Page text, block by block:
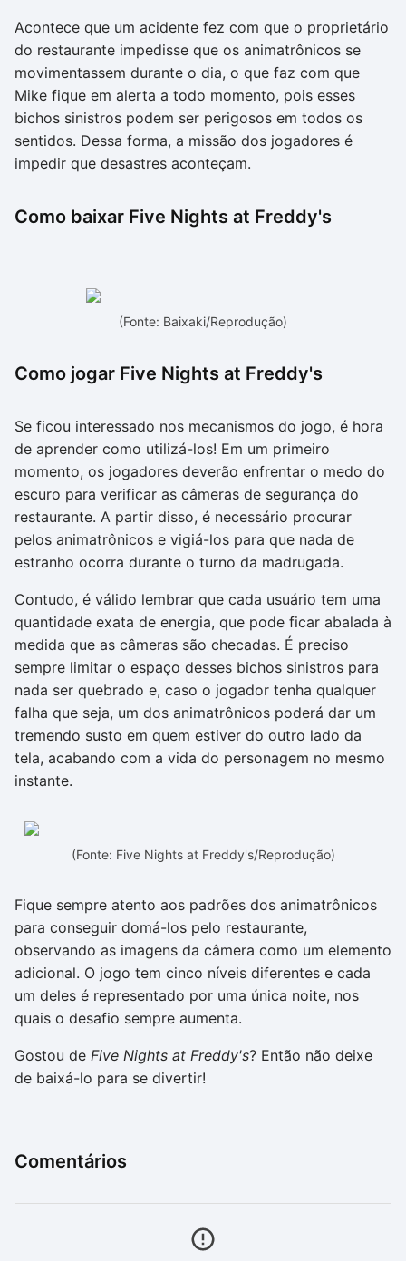
Acontece que um acidente fez com que o proprietário
do restaurante impedisse que os animatrônicos se
movimentassem durante o dia, o que faz com que
Mike fique em alerta a todo momento, pois esses
bichos sinistros podem ser perigosos em todos os
sentidos. Dessa forma, a missão dos jogadores é
impedir que desastres aconteçam.
Como baixar Five Nights at Freddy's
(Fonte: Baixaki/Reprodução)
Como jogar Five Nights at Freddy's
Se ficou interessado nos mecanismos do jogo, é hora
de aprender como utilizá-los! Em um primeiro
momento, os jogadores deverão enfrentar o medo do
escuro para verificar as câmeras de segurança do
restaurante. A partir disso, é necessário procurar
pelos animatrônicos e vigiá-los para que nada de
estranho ocorra durante o turno da madrugada.
Contudo, é válido lembrar que cada usuário tem uma
quantidade exata de energia, que pode ficar abalada à
medida que as câmeras são checadas. É preciso
sempre limitar o espaço desses bichos sinistros para
nada ser quebrado e, caso o jogador tenha qualquer
falha que seja, um dos animatrônicos poderá dar um
tremendo susto em quem estiver do outro lado da
tela, acabando com a vida do personagem no mesmo
instante.
(Fonte: Five Nights at Freddy's/Reprodução)
Fique sempre atento aos padrões dos animatrônicos
para conseguir domá-los pelo restaurante,
observando as imagens da câmera como um elemento
adicional. O jogo tem cinco níveis diferentes e cada
um deles é representado por uma única noite, nos
quais o desafio sempre aumenta.
Gostou de Five Nights at Freddy's? Então não deixe
de baixá-lo para se divertir!
Comentários